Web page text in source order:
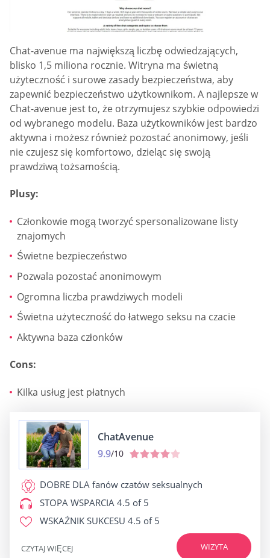
Chat-avenue ma największą liczbę odwiedzających,
blisko 1,5 miliona rocznie. Witryna ma świetną
użyteczność i surowe zasady bezpieczeństwa, aby
zapewnić bezpieczeństwo użytkownikom. A najlepsze w
Chat-avenue jest to, że otrzymujesz szybkie odpowiedzi
od wybranego modelu. Baza użytkowników jest bardzo
aktywna i możesz również pozostać anonimowy, jeśli
nie czujesz się komfortowo, dzieląc się swoją
prawdziwą tożsamością.
Plusy:
Członkowie mogą tworzyć spersonalizowane listy
znajomych
Świetne bezpieczeństwo
Pozwala pozostać anonimowym
Ogromna liczba prawdziwych modeli
Świetna użyteczność do łatwego seksu na czacie
Aktywna baza członków
Cons:
Kilka usług jest płatnych
ChatAvenue
9.9/10
DOBRE DLA fanów czatów seksualnych
STOPA WSPARCIA 4.5 of 5
WSKAŹNIK SUKCESU 4.5 of 5
WIZYTA
CZYTAJ WIĘCEJ